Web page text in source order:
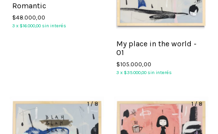
Romantic
$48.000,00
3 x $16.000,00 sin interés
My place in the world -
01
$105.000,00
3 x $35.000,00 sin interés
1/8 1/8